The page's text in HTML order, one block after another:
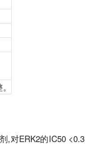
,对ERK2的IC50 <0.3